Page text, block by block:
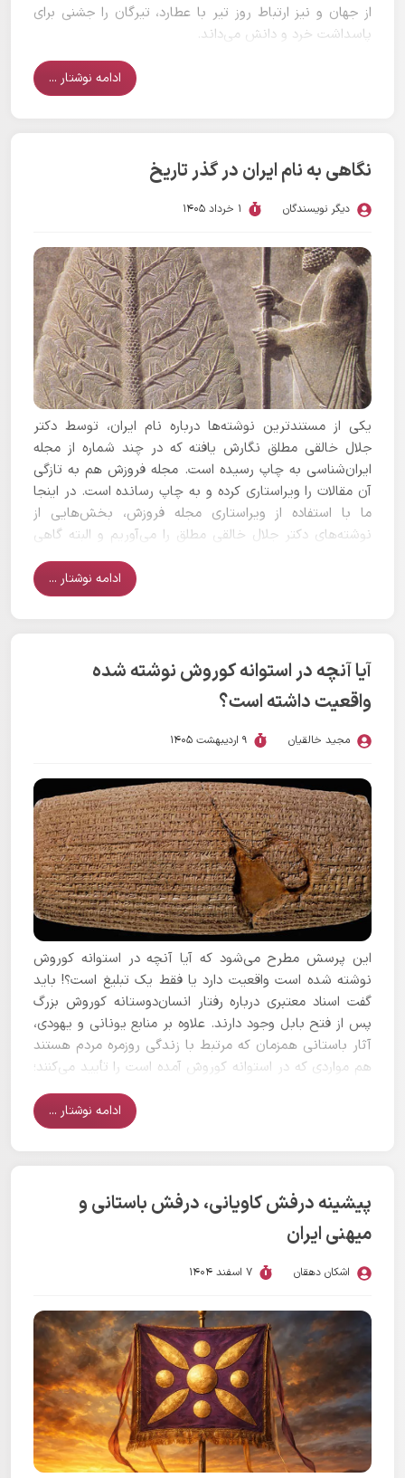
از جهان و نیز ارتباط روز تیر با عطارد، تیرگان را جشنی برای
پاسداشت خرد و دانش می‌داند.
ادامه نوشتار ...
نگاهی به نام ایران در گذر تاریخ
دیگر نویسندگان 1 خرداد 1405
یکی از مستند‌ترین نوشته‌ها درباره نام ایران، توسط دکتر
جلال خالقی مطلق نگارش یافته که در چند شماره از مجله
ایران‌شناسی به چاپ رسیده است. مجله فروزش هم به تازگی
آن مقالات را ویراستاری کرده و به چاپ رسانده است. در اینجا
ما با استفاده از ویراستاری مجله فروزش، بخش‌هایی از
نوشته‌های دکتر جلال خالقی مطلق را می‌آوریم و البته گاهی
ترتیب نوشته‌ها به دلیل اینکه خواندن آن برای مخاطبان ساده
تر باشد تغییر پیدا کرده است. همچنین بخش‌هایی به منظور
توضیح و رعایت اختصار به متن اضافه شده که در [] قرار
ادامه نوشتار ...
آیا آنچه در استوانه کوروش نوشته شده
واقعیت داشته است؟
مجید خالقیان 9 اردیبهشت 1405
این پرسش مطرح می‌شود که آیا آنچه در استوانه کوروش
نوشته شده است واقعیت دارد یا فقط یک تبلیغ است؟! باید
گفت اسناد معتبری درباره رفتار انسان‌دوستانه کوروش بزرگ
پس از فتح بابل وجود دارند. علاوه بر منابع یونانی و یهودی،
آثار باستانی همزمان که مرتبط با زندگی روزمره مردم هستند
هم مواردی که در استوانه کوروش آمده است را تأیید می‌کنند؛
ادامه نوشتار ...
پیشینه درفش کاویانی، درفش باستانی و
میهنی ایران
اشکان دهقان 7 اسفند 1404